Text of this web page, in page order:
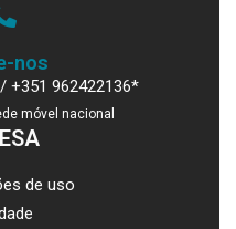
nos
+351 962422136*
móvel nacional
de uso